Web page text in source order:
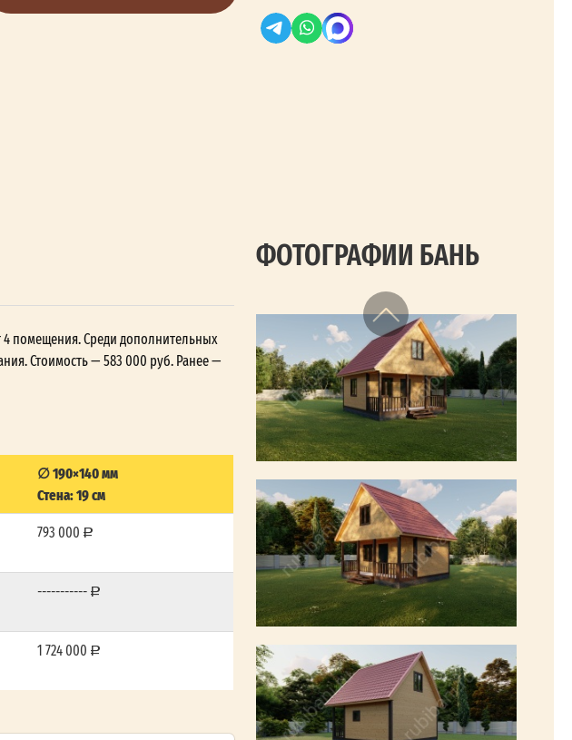
помещения. Среди дополнительных
Стоимость — 583 000 руб. Ранее —
∅ 190×140 мм
Стена: 19 см
793 000
-----------
1 724 000
ФОТОГРАФИИ БАНЬ